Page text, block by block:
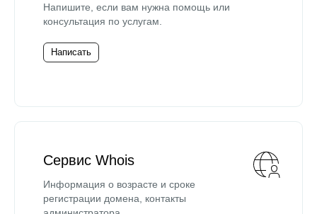
Напишите, если вам нужна помощь или
консультация по услугам.
Написать
Сервис Whois
Информация о возрасте и сроке
регистрации домена, контакты